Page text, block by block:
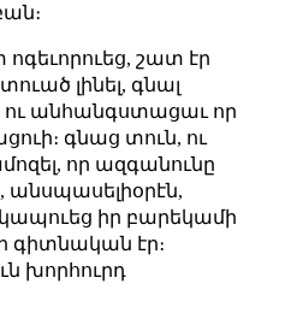
շատ էր
լինել, գնալ
ու անհանգստացաւ որ
գնաց տուն, ու
որ ազգանունը
անսպասելիօրէն,
իր բարեկամի
գիտնական էր։
խորհուրդ